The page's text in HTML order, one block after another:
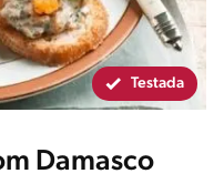
Testada
Damasco